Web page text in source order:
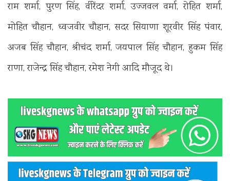
राम शर्मा, पुरण सिंह, वीरेंदर शर्मा, उज्जवल वर्मा, रोहित शर्मा,
मोहित चौहान, ध्वजवीर चौहान, सदर सियाणा शूरवीर सिंह पंवार,
अजब सिंह चौहान, श्रीचंद शर्मा, जयपाल सिंह चौहान, हुकम सिंह
राणा, राजेन्द्र सिंह चौहान, रमेश नेगी आदि मौजूद थे।